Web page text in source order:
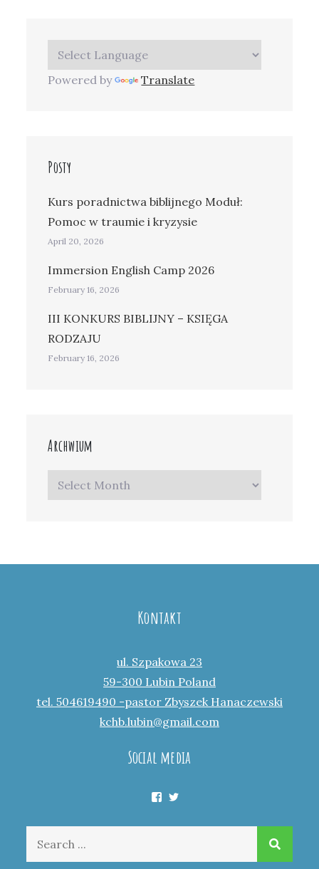
Powered by Translate
Posty
Kurs poradnictwa biblijnego Moduł:
Pomoc w traumie i kryzysie
April 20, 2026
Immersion English Camp 2026
February 16, 2026
III KONKURS BIBLIJNY – KSIĘGA
RODZAJU
February 16, 2026
Archwium
Archwium
Kontakt
ul. Szpakowa 23
59-300 Lubin Poland
tel. 504619490 -pastor Zbyszek Hanaczewski
kchb.lubin@gmail.com
Social media
Facebook